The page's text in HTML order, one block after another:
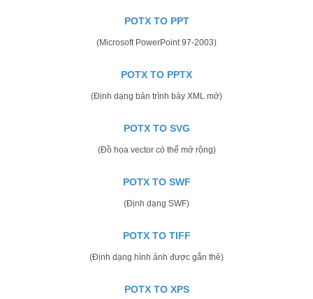
POTX TO PPT
(Microsoft PowerPoint 97-2003)
POTX TO PPTX
(Định dạng bản trình bày XML mở)
POTX TO SVG
(Đồ họa vector có thể mở rộng)
POTX TO SWF
(Định dạng SWF)
POTX TO TIFF
(Định dạng hình ảnh được gắn thẻ)
POTX TO XPS